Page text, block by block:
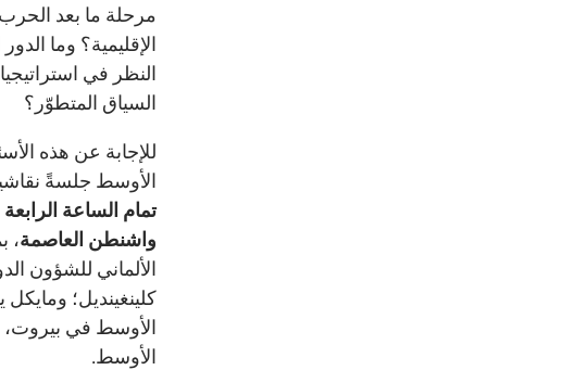
مرحلة ما بعد
الإقليمية؟ وما
النظر في
السياق المتطوّر؟
للإجابة عن هذه
الأوسط جلسةً
تمام الساعة
واشنطن العاصمة،
الألماني للشؤون
كلينغينديل؛
الأوسط في بيروت،
الأوسط.